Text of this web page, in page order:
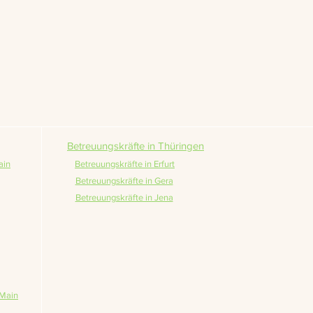
Betreuungskräfte in Thüringen
Betreuungskräfte in Erfurt
Betreuungskräfte in Gera
Betreuungskräfte in Jena